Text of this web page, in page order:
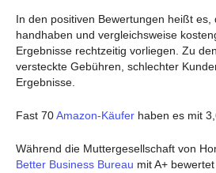
In den positiven Bewertungen heißt es,
handhaben und vergleichsweise
Ergebnisse rechtzeitig vorliegen. Zu
versteckte Gebühren, schlechter
Ergebnisse.
Fast 70Amazon-Käufer haben es mit
Während die Muttergesellschaft von
Better Business Bureau mit A+